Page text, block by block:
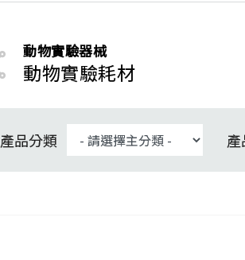
動物實驗器械
動物實驗耗材
產品分類